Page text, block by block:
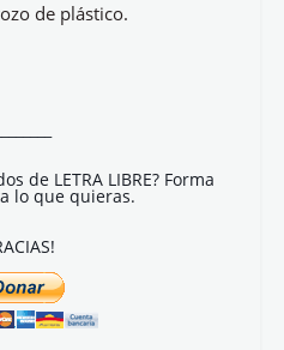
de plástico.
de LETRA LIBRE? Forma
lo que quieras.